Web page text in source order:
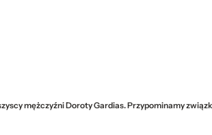
mężczyźni Doroty Gardias. Przypominamy